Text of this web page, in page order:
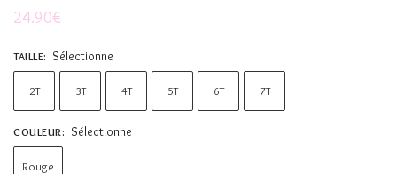
24.90€
TAILLE: Sélectionne
2T 3T 4T 5T 6T 7T
COULEUR: Sélectionne
Rouge